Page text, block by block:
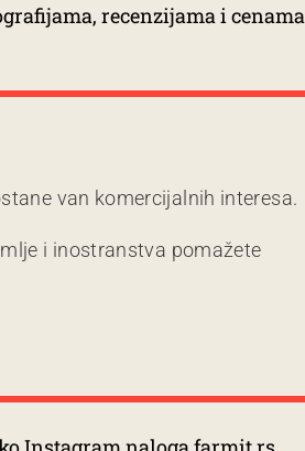
recenzijama i cenama
van komercijalnih interesa.
i inostranstva pomažete